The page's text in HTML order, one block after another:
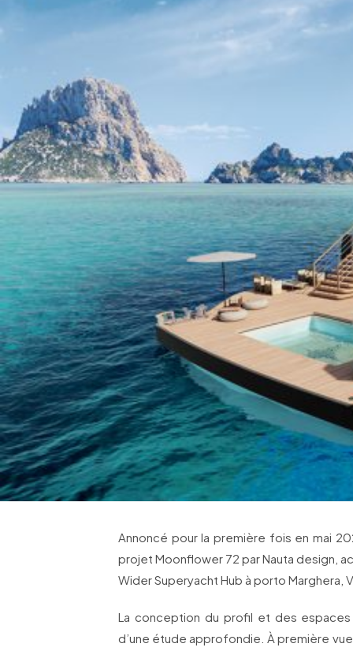
Annoncé pour la première fois en mai
projet Moonflower 72 par Nauta design,
Wider Superyacht Hub à porto Marghera,
La conception du profil et des
d’une étude approfondie. À première